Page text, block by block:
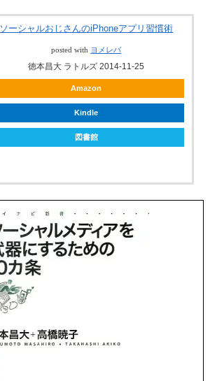
ソーシャルおじさんのiPhoneアプリ習慣術
posted with ヨメレバ
徳本昌大 ラトルズ 2014-11-25
Amazon
Kindle
図書館